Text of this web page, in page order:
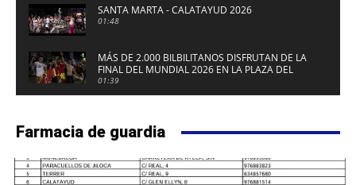
SANTA MARTA - CALATAYUD 2026
01:48
MÁS DE 2.000 BILBILITANOS DISFRUTAN DE LA
FINAL DEL MUNDIAL 2026 EN LA PLAZA DEL
FUERTE DE CALATAYUD
01:39
Farmacia de guardia